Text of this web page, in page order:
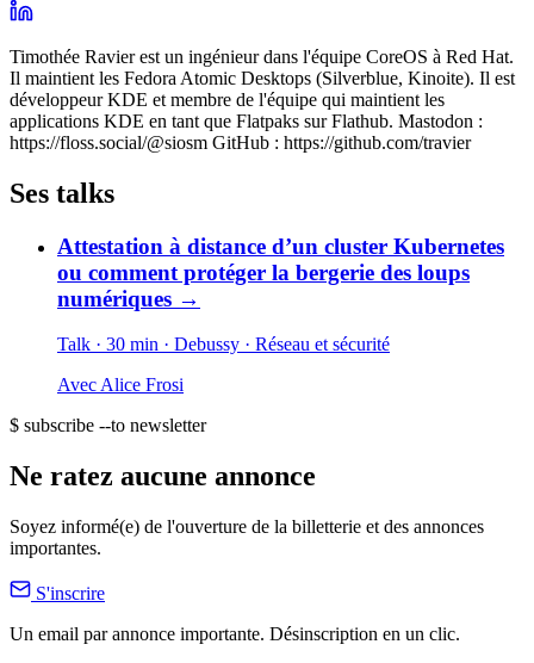
Timothée Ravier est un ingénieur dans l'équipe CoreOS à Red Hat.
Il maintient les Fedora Atomic Desktops (Silverblue, Kinoite). Il est
développeur KDE et membre de l'équipe qui maintient les
applications KDE en tant que Flatpaks sur Flathub. Mastodon :
https://floss.social/@siosm GitHub : https://github.com/travier
Ses talks
Attestation à distance d’un cluster Kubernetes
ou comment protéger la bergerie des loups
numériques →
Talk · 30 min · Debussy · Réseau et sécurité
AvecAlice Frosi
$ subscribe --to newsletter
Ne ratez aucune annonce
Soyez informé(e) de l'ouverture de la billetterie et des annonces
importantes.
S'inscrire
Un email par annonce importante. Désinscription en un clic.